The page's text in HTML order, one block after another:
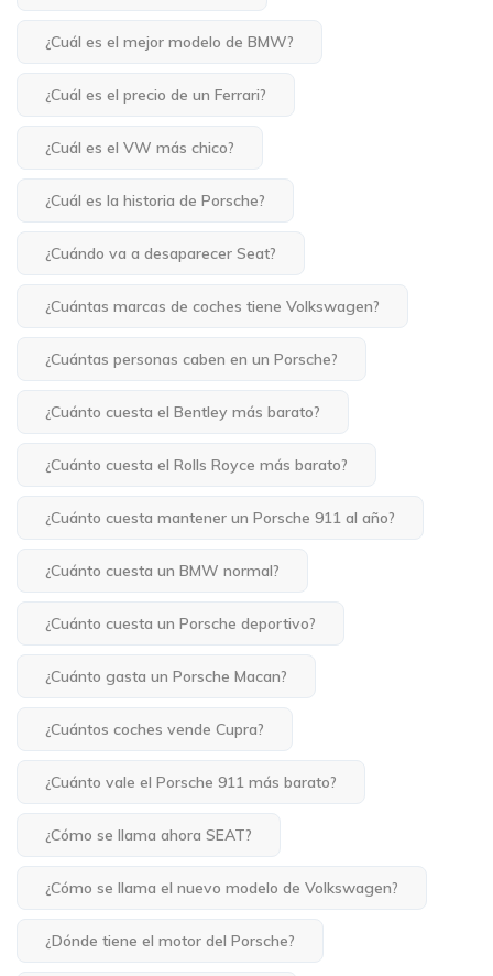
¿Cuál es el mejor modelo de BMW?
¿Cuál es el precio de un Ferrari?
¿Cuál es el VW más chico?
¿Cuál es la historia de Porsche?
¿Cuándo va a desaparecer Seat?
¿Cuántas marcas de coches tiene Volkswagen?
¿Cuántas personas caben en un Porsche?
¿Cuánto cuesta el Bentley más barato?
¿Cuánto cuesta el Rolls Royce más barato?
¿Cuánto cuesta mantener un Porsche 911 al año?
¿Cuánto cuesta un BMW normal?
¿Cuánto cuesta un Porsche deportivo?
¿Cuánto gasta un Porsche Macan?
¿Cuántos coches vende Cupra?
¿Cuánto vale el Porsche 911 más barato?
¿Cómo se llama ahora SEAT?
¿Cómo se llama el nuevo modelo de Volkswagen?
¿Dónde tiene el motor del Porsche?